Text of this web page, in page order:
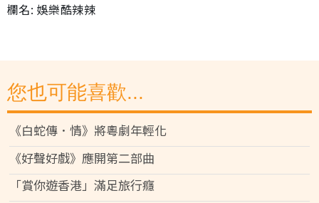
欄名: 娛樂酷辣辣
您也可能喜歡...
《白蛇傳．情》將粵劇年輕化
《好聲好戲》應開第二部曲
「賞你遊香港」滿足旅行癮